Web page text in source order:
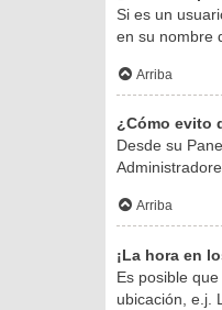
Si es un
en su nombre
Arriba
¿Cómo evito
Desde su
Arriba
¡La hora en
Es posible
ubicación, e.j.